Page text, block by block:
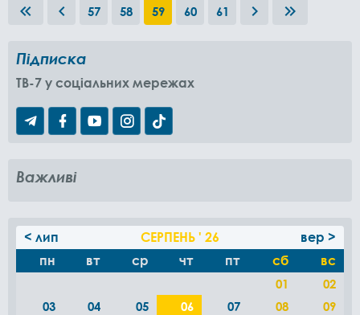
57 58 59 60 61
Підписка
TB-7 у соціальних мережах
Важливі
< лип СЕРПЕНЬ ' 26
вер >
пн
вт ср чт пт сб вс
01
02
03
04 05 06 07 08
09